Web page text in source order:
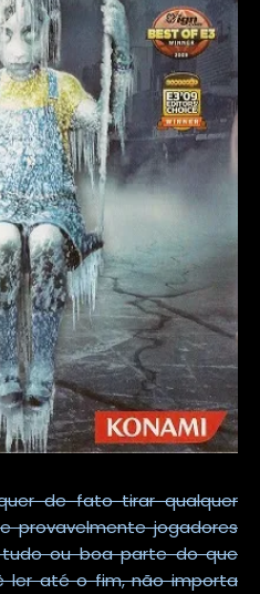
de fato tirar qualquer
provavelmente jogadores
ou boa parte do que
ler até o fim, não importa